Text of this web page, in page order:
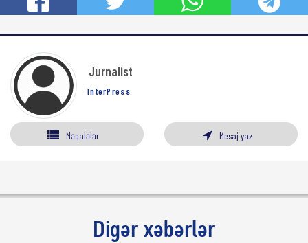
Jurnalist
InterPress
Məqalələr Mesaj yaz
Digər xəbərlər